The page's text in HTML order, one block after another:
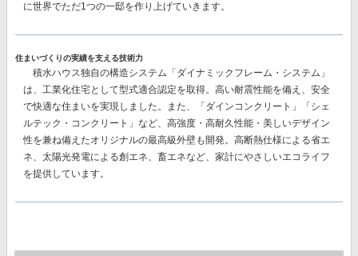
に世界でただ1つの一邸を作り上げていきます。
住まいづくりの実績を支える技術力
積水ハウス独自の構造システム 「ダイナミックフレーム・システム」
は、工業化住宅として型式適合認定を取得。高い耐震性能を備え、安全
で快適な住まいを実現しました。また、
「ダインコンクリート」「シェ
ルテック・コンクリート」 など、高強度・高耐久性能・美しいデザイン
性を兼ね備えたオリジナルの最高級外壁も開発。高断熱仕様による省エ
ネ、太陽光発電による創エネ、畜エネなど、家計にやさしいエコライフ
を提供しています。